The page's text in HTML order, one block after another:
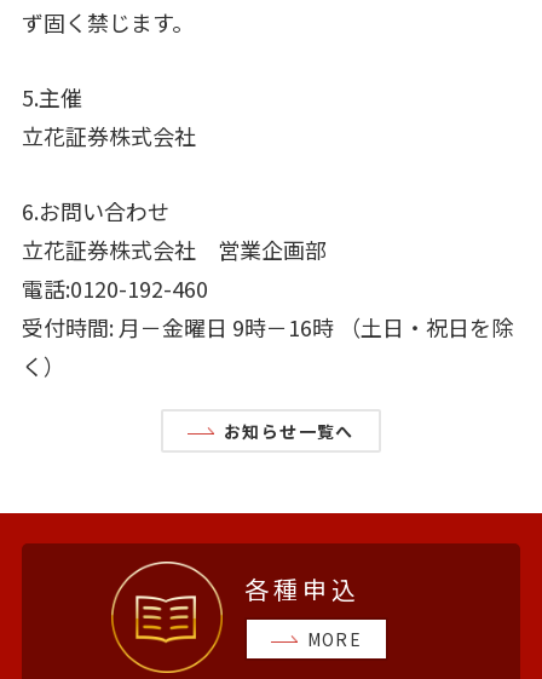
ず固く禁じます。
5.主催
立花証券株式会社
6.お問い合わせ
立花証券株式会社 営業企画部
電話:0120-192-460
受付時間: 月－金曜日 9時－16時 （土日・祝日を除
く）
お知らせ一覧へ
各種申込
MORE